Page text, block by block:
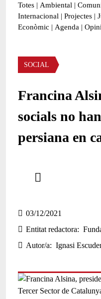
Totes | Ambiental |
Internacional | Projectes |
Econòmic | Agenda |
Àmbit de la notícia
SOCIAL
Francina
socials no
persiana en
03/12/2021
Entitat redactora
Autor/a
Ignasi